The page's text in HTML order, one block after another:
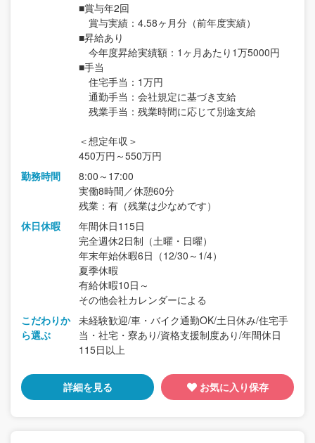
■賞与年2回
賞与実績：4.58ヶ月分（前年度実績）
■昇給あり
今年度昇給実績額：1ヶ月あたり1万5000円
■手当
住宅手当：1万円
通勤手当：会社規定に基づき支給
残業手当：残業時間に応じて別途支給
＜想定年収＞
450万円～550万円
勤務時間
8:00～17:00
実働8時間／休憩60分
残業：有（残業は少なめです）
休日休暇
年間休日115日
完全週休2日制（土曜・日曜）
年末年始休暇6日（12/30～1/4）
夏季休暇
有給休暇10日～
その他会社カレンダーによる
こだわりか
ら選ぶ
未経験歓迎/車・バイク通勤OK/土日休み/住宅手
当・社宅・寮あり/資格支援制度あり/年間休日
115日以上
詳細を見る お気に入り保存